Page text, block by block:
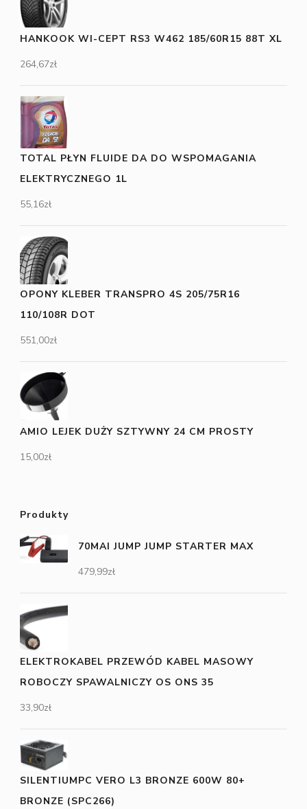
HANKOOK WI-CEPT RS3 W462 185/60R15 88T XL
264,67zł
TOTAL PŁYN FLUIDE DA DO WSPOMAGANIA
ELEKTRYCZNEGO 1L
55,16zł
OPONY KLEBER TRANSPRO 4S 205/75R16
110/108R DOT
551,00zł
AMIO LEJEK DUŻY SZTYWNY 24 CM PROSTY
15,00zł
Produkty
70MAI JUMP JUMP STARTER MAX
479,99zł
ELEKTROKABEL PRZEWÓD KABEL MASOWY
ROBOCZY SPAWALNICZY OS ONS 35
33,90zł
SILENTIUMPC VERO L3 BRONZE 600W 80+
BRONZE (SPC266)